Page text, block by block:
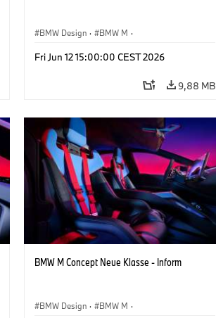
BMW Design · BMW M ·
Fri Jun 12 15:00:00 CEST 2026
9,88 MB
BMW M Concept Neue Klasse - Inform
BMW Design · BMW M ·